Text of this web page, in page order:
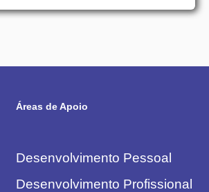
Áreas de Apoio
Desenvolvimento Pessoal
Desenvolvimento Profissional